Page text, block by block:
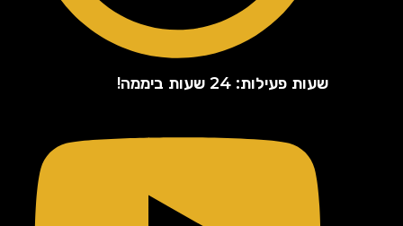
שעות פעילות: 24 שעות ביממה!